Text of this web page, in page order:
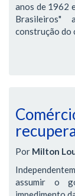
anos de 1962
Brasileiros"
construção do
Por Milton
assumir o